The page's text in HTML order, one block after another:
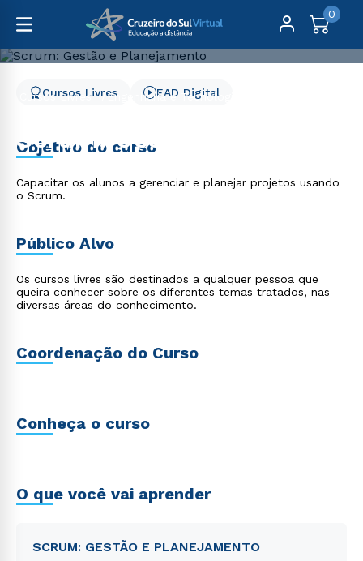
0
Cursos Livres
Engenharia e Tecnologia
Scrum: Gestão e
Planejamento
Cursos Livres EAD Digital
Objetivo do curso
Capacitar os alunos a gerenciar e planejar projetos usando
o Scrum.
Público Alvo
Os cursos livres são destinados a qualquer pessoa que
queira conhecer sobre os diferentes temas tratados, nas
diversas áreas do conhecimento.
Coordenação do Curso
Conheça o curso
O que você vai aprender
SCRUM: GESTÃO E PLANEJAMENTO